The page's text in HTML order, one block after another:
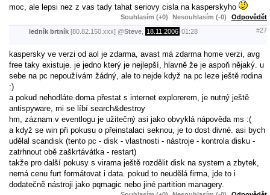
moc, ale lepsi nez z vas tady tahat seriovy cisla na kasperskyho
Souhlasím (+0) Nesouhlasím (-0) Odpovědět
ledník brtník [80.82.150.xxx] @Steve 18.11.2006 01:28 #27
kaspersky ve verzi od aol je zdarma, avast má zdarma home verzi, avg
free taky existuje. je jedno který je nejlepší, hlavně že je aspoň nějaký. u
sebe na pc nepoužívám žádný, ale to nejde když na pc leze ještě rodina
:)
a pokud nehodláte doma přestat s internet explorerem, je nutný ještě
antispyware, mi se líbí search&destroy
hm, záznam v eventlogu je užitečný asi jako obvyklá nápověda ms :(
a když se win při pokusu o přeinstalaci seknou, je to dost divné. asi bych
udělal scandisk (tento pc - disk - vlastnosti - nástroje - kontrola disku -
zatrhnout obě zaškrtávátka - restart)
takže pro další pokusy s virama ještě rozdělit disk na system a zbytek,
nemá cenu furt formátovat i data. pokud to neudělá firma, jde to i
dodatečně nástroji jako pqmagic nebo jiné partition managery.